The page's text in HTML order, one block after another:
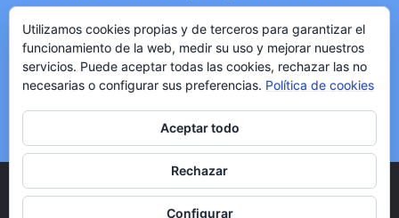
AVISO LEGAL
Politica de Privacidad
Politica de Cookies
Politica de Publicidad
Copyright © 2020 mishallazgos.com, All Rights Reserved.
Utilizamos cookies propias y de terceros para garantizar el
funcionamiento de la web, medir su uso y mejorar nuestros
servicios. Puede aceptar todas las cookies, rechazar las no
necesarias o configurar sus preferencias. Política de cookies
Aceptar todo
Rechazar
Configurar